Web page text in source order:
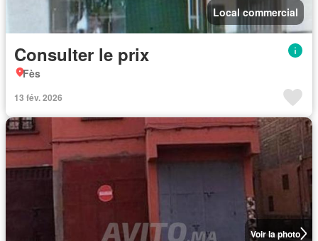
Local commercial
Consulter le prix
Fès
13 fév. 2026
Voir la photo